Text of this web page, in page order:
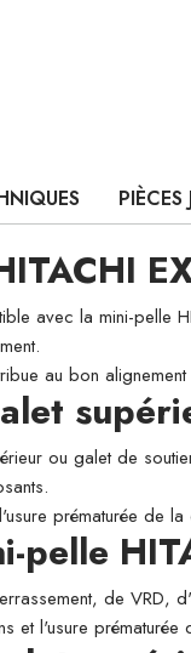
PIÈCES
avec la mini-pelle
au bon
ou galet de
prématurée de
pelle
de VRD,
et l'usure prématurée